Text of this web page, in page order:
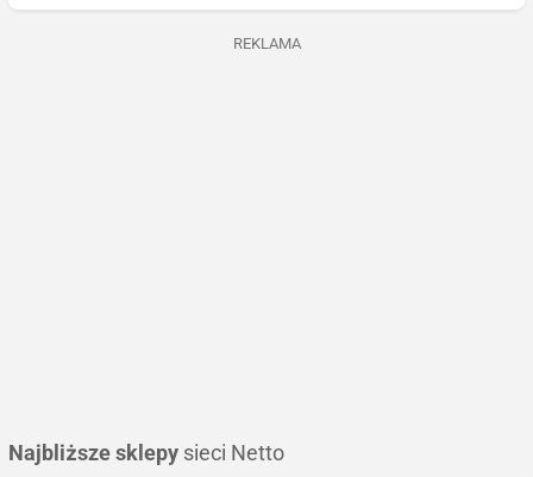
REKLAMA
Najbliższe sklepy sieci Netto